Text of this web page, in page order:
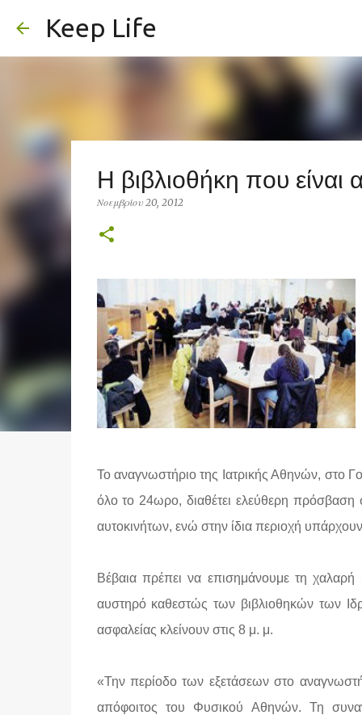
Keep Life
Η βιβλιοθήκη που είναι
Νοεμβρίου 20, 2012
Το αναγνωστήριο της Ιατρικής Αθηνών, στο
όλο το 24ωρο, διαθέτει ελεύθερη πρόσβαση
αυτοκινήτων, ενώ στην ίδια περιοχή
Βέβαια πρέπει να επισημάνουμε τη
αυστηρό καθεστώς των βιβλιοθηκών των
ασφαλείας κλείνουν στις 8 μ. μ.
«Την περίοδο των εξετάσεων στο
απόφοιτος του Φυσικού Αθηνών. Τη